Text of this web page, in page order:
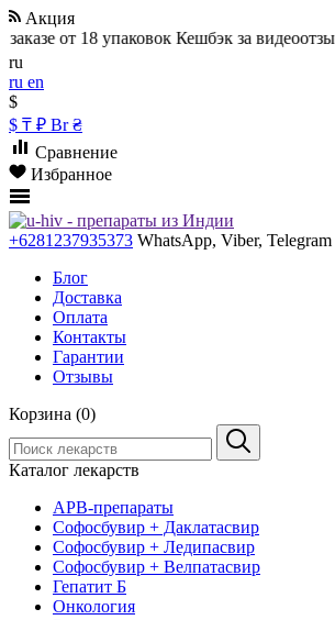
Акция
от 18 упаковок Кешбэк за видеоотзыв -
ru
ru en
$
$ ₸ ₽ Br ₴
Сравнение
Избранное
+6281237935373 WhatsApp, Viber, Telegram
Блог
Доставка
Оплата
Контакты
Гарантии
Отзывы
Корзина (0)
Каталог лекарств
АРВ-препараты
Софосбувир + Даклатасвир
Софосбувир + Ледипасвир
Софосбувир + Велпатасвир
Гепатит Б
Онкология